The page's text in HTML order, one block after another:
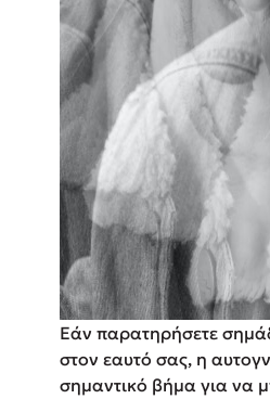
Εάν παρατηρήσετε
στον εαυτό σας, η
σημαντικό βήμα για να